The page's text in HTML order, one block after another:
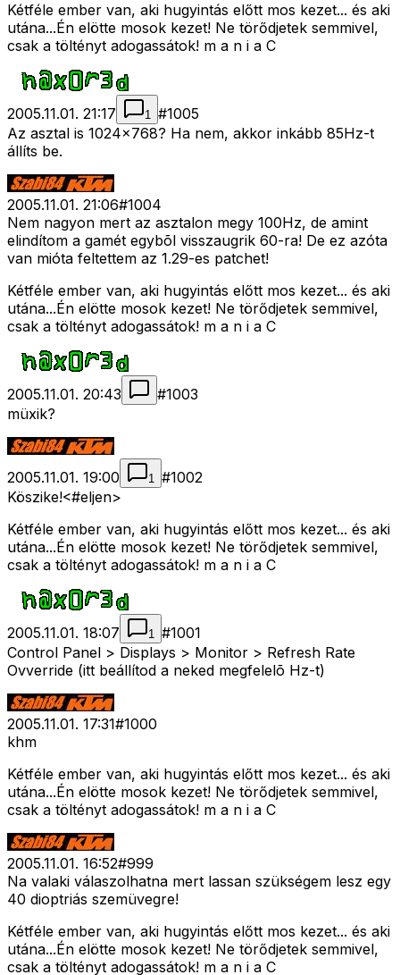
Kétféle ember van, aki hugyintás előtt mos kezet... és aki
utána...Én elötte mosok kezet! Ne törődjetek semmivel,
csak a töltényt adogassátok! m a n i a C
2005.11.01. 21:17 1 #1005
Az asztal is 1024x768? Ha nem, akkor inkább 85Hz-t
állíts be.
2005.11.01. 21:06#1004
Nem nagyon mert az asztalon megy 100Hz, de amint
elindítom a gamét egybõl visszaugrik 60-ra! De ez azóta
van mióta feltettem az 1.29-es patchet!
Kétféle ember van, aki hugyintás előtt mos kezet... és aki
utána...Én elötte mosok kezet! Ne törődjetek semmivel,
csak a töltényt adogassátok! m a n i a C
2005.11.01. 20:43 #1003
müxik?
2005.11.01. 19:00 1 #1002
Köszike!<#eljen>
Kétféle ember van, aki hugyintás előtt mos kezet... és aki
utána...Én elötte mosok kezet! Ne törődjetek semmivel,
csak a töltényt adogassátok! m a n i a C
2005.11.01. 18:07 1 #1001
Control Panel > Displays > Monitor > Refresh Rate
Ovverride (itt beállítod a neked megfelelõ Hz-t)
2005.11.01. 17:31#1000
khm
Kétféle ember van, aki hugyintás előtt mos kezet... és aki
utána...Én elötte mosok kezet! Ne törődjetek semmivel,
csak a töltényt adogassátok! m a n i a C
2005.11.01. 16:52#999
Na valaki válaszolhatna mert lassan szükségem lesz egy
40 dioptriás szemüvegre!
Kétféle ember van, aki hugyintás előtt mos kezet... és aki
utána...Én elötte mosok kezet! Ne törődjetek semmivel,
csak a töltényt adogassátok! m a n i a C